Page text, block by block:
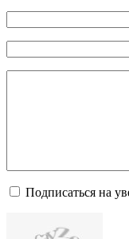
Подписаться на